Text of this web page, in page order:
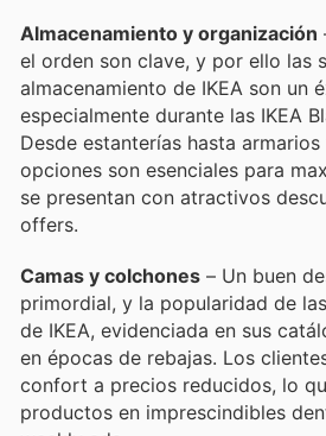
Almacenamiento y organización
el orden son clave, y por ello las
almacenamiento de IKEA son un
especialmente durante las IKEA
Desde estanterías hasta
opciones son esenciales para
se presentan con atractivos
offers.
Camas y colchones – Un buen
primordial, y la popularidad de
de IKEA, evidenciada en sus
en épocas de rebajas. Los
confort a precios reducidos, lo
productos en imprescindibles